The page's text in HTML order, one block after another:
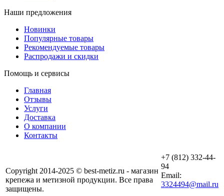
Наши предложения
Новинки
Популярные товары
Рекомендуемые товары
Распродажи и скидки
Помощь и сервисы
Главная
Отзывы
Услуги
Доставка
О компании
Контакты
Copyright 2014-2025 © best-metiz.ru - магазин
крепежа и метизной продукции. Все права
защищены.
+7 (812) 332-44-
94
Email:
3324494@mail.ru